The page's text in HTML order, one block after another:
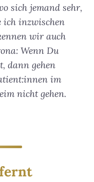
sich jemand sehr,
ich inzwischen
wir auch
Wenn Du
dann gehen
im
nicht gehen.